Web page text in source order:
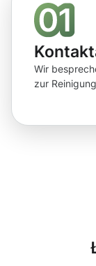
Wir
zur